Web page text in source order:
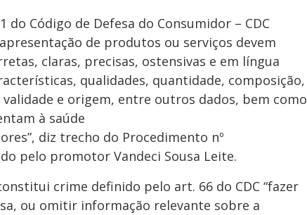
do Código de Defesa do Consumidor – CDC
de produtos ou serviços devem
claras, precisas, ostensivas e em língua
qualidades, quantidade, composição,
e origem, entre outros dados, bem como
à saúde
diz trecho do Procedimento nº
pelo promotor Vandeci Sousa Leite.
crime definido pelo art. 66 do CDC “fazer
ou omitir informação relevante sobre a